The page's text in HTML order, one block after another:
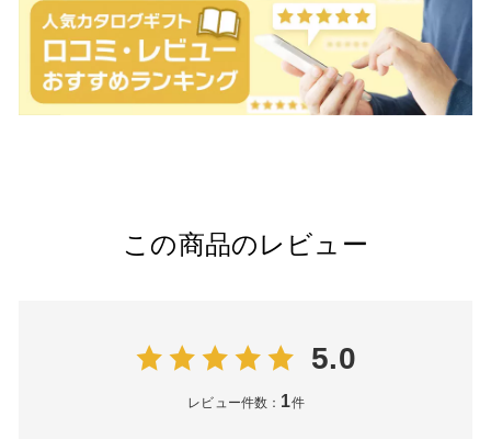
この商品のレビュー
5.0
レビュー件数： 1件